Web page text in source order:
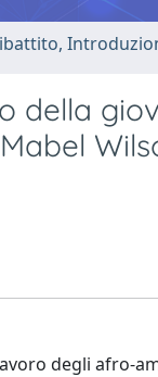
della
degli afro-